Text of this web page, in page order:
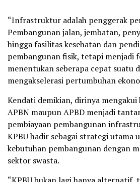
“Infrastruktur adalah penggerak
Pembangunan jalan, jembatan,
hingga fasilitas kesehatan dan
pembangunan fisik, tetapi menjadi
menentukan seberapa cepat suatu
mengakselerasi pertumbuhan
Kendati demikian, dirinya
APBN maupun APBD menjadi
pembiayaan pembangunan
KPBU hadir sebagai strategi utama
kebutuhan pembangunan dengan
sektor swasta.